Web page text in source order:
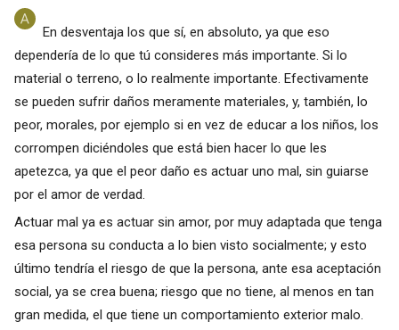
En desventaja los que sí, en absoluto, ya que eso
dependería de lo que tú consideres más importante. Si lo
material o terreno, o lo realmente importante. Efectivamente
se pueden sufrir daños meramente materiales, y, también, lo
peor, morales, por ejemplo si en vez de educar a los niños, los
corrompen diciéndoles que está bien hacer lo que les
apetezca, ya que el peor daño es actuar uno mal, sin guiarse
por el amor de verdad.
Actuar mal ya es actuar sin amor, por muy adaptada que tenga
esa persona su conducta a lo bien visto socialmente; y esto
último tendría el riesgo de que la persona, ante esa aceptación
social, ya se crea buena; riesgo que no tiene, al menos en tan
gran medida, el que tiene un comportamiento exterior malo.